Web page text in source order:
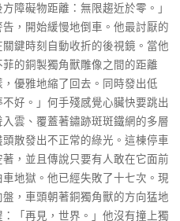
障礙物距離：無限趨近於零。」
，開始緩慢地倒車。他最討厭的
鍵時刻自動收折的後視鏡。當他
的銅製獨角獸雕像之間的距離
優雅地縮了回去。同時發出低
好。」何手殘感覺心臟快要跳出
雲、覆蓋著鏽跡斑斑鐵網的多層
散發出不正常的綠光。這棟停車
，並且傳說只要有人敢在它面前
地獄。他已經失敗了十七次。現
，車頭朝著銅獨角獸的方向猛地
「再見，世界。」他沒有撞上獨